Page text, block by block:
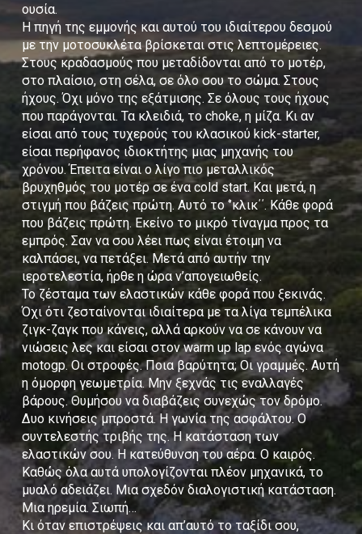
ουσία.
Η πηγή της εμμονής και αυτού του ιδιαίτερου δεσμού
με την μοτοσυκλέτα βρίσκεται στις λεπτομέρειες.
Στους κραδασμούς που μεταδίδονται από το μοτέρ,
στο πλαίσιο, στη σέλα, σε όλο σου το σώμα. Στους
ήχους. Όχι μόνο της εξάτμισης. Σε όλους τους ήχους
που παράγονται. Τα κλειδιά, το choke, η μίζα. Κι αν
είσαι από τους τυχερούς του κλασικού kick-starter,
είσαι περήφανος ιδιοκτήτης μιας μηχανής του
χρόνου. Έπειτα είναι ο λίγο πιο μεταλλικός
βρυχηθμός του μοτέρ σε ένα cold start. Και μετά, η
στιγμή που βάζεις πρώτη. Αυτό το ‘’κλικ΄΄. Κάθε φορά
που βάζεις πρώτη. Εκείνο το μικρό τίναγμα προς τα
εμπρός. Σαν να σου λέει πως είναι έτοιμη να
καλπάσει, να πετάξει. Μετά από αυτήν την
ιεροτελεστία, ήρθε η ώρα ν’απογειωθείς.
Το ζέσταμα των ελαστικών κάθε φορά που ξεκινάς.
Όχι ότι ζεσταίνονται ιδιαίτερα με τα λίγα τεμπέλικα
ζιγκ-ζαγκ που κάνεις, αλλά αρκούν να σε κάνουν να
νιώσεις λες και είσαι στον warm up lap ενός αγώνα
motogp. Οι στροφές. Ποια βαρύτητα; Οι γραμμές. Αυτή
η όμορφη γεωμετρία. Μην ξεχνάς τις εναλλαγές
βάρους. Θυμήσου να διαβάζεις συνεχώς τον δρόμο.
Δυο κινήσεις μπροστά. Η γωνία της ασφάλτου. Ο
συντελεστής τριβής της. Η κατάσταση των
ελαστικών σου. Η κατεύθυνση του αέρα. Ο καιρός.
Καθώς όλα αυτά υπολογίζονται πλέον μηχανικά, το
μυαλό αδειάζει. Μια σχεδόν διαλογιστική κατάσταση.
Μια ηρεμία. Σιωπή…
Κι όταν επιστρέψεις και απ’αυτό το ταξίδι σου,